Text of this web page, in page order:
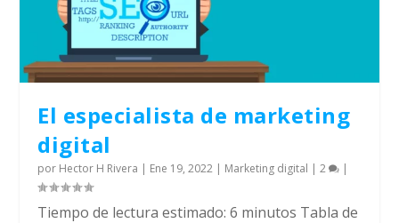
El especialista de marketing
digital
por Hector H Rivera | Ene 19, 2022 | Marketing digital |2 |
Tiempo de lectura estimado: 6 minutos Tabla de